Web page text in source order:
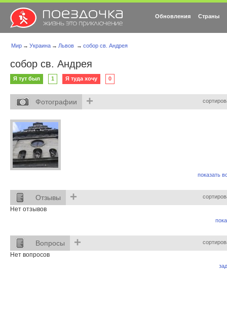
Обновления Страны
Мир → Украина → Львов → собор св. Андрея
собор св. Андрея
Я тут был 1 Я туда хочу 0
Фотографии +
показать
Отзывы +
Нет отзывов
Вопросы +
Нет вопросов